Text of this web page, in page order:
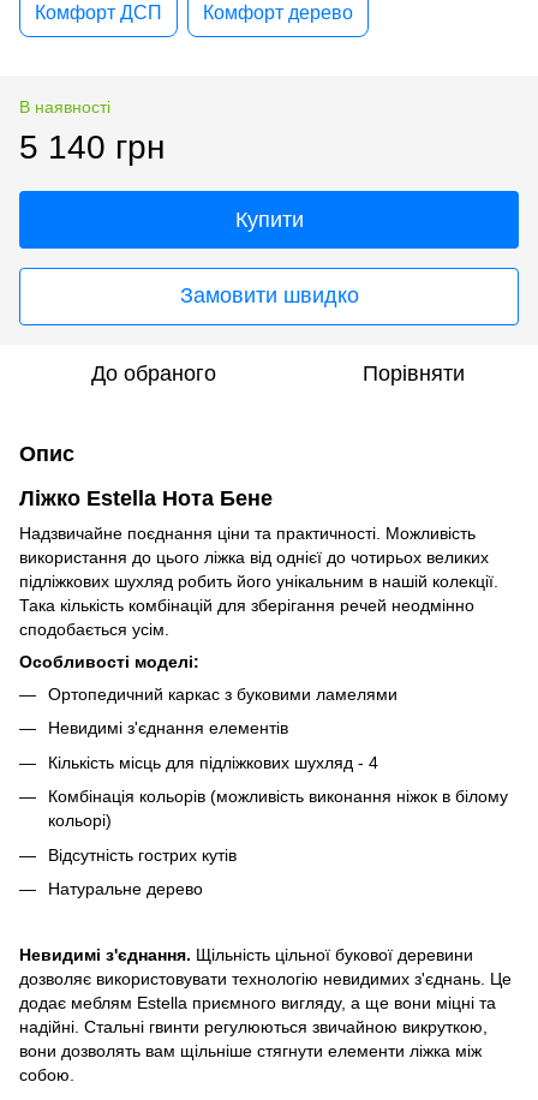
Комфорт ДСП Комфорт дерево
В наявності
5 140 грн
Купити
Замовити швидко
До обраного Порівняти
Опис
Ліжко Estella Нота Бене
Надзвичайне поєднання ціни та практичності. Можливість
використання до цього ліжка від однієї до чотирьох великих
підліжкових шухляд робить його унікальним в нашій колекції.
Така кількість комбінацій для зберігання речей неодмінно
сподобається усім.
Особливості моделі:
Ортопедичний каркас з буковими ламелями
Невидимі з'єднання елементів
Кількість місць для підліжкових шухляд - 4
Комбінація кольорів (можливість виконання ніжок в білому
кольорі)
Відсутність гострих кутів
Натуральне дерево
Невидимі з'єднання. Щільність цільної букової деревини
дозволяє використовувати технологію невидимих з'єднань. Це
додає меблям Estella приємного вигляду, а ще вони міцні та
надійні. Стальні гвинти регулюються звичайною викруткою,
вони дозволять вам щільніше стягнути елементи ліжка між
собою.